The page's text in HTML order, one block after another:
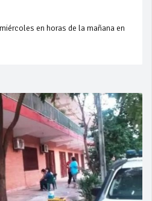
en horas de la mañana en